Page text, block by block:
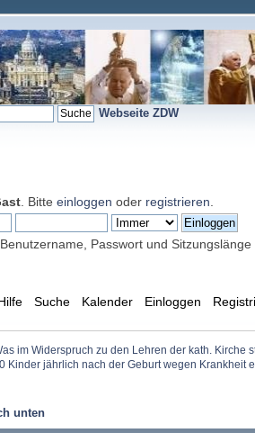
Webseite ZDW
. Bitte einloggen oder registrieren
Passwort und Sitzungslänge
Suche Kalender Einloggen
im Widerspruch zu den Lehren der kath. Kirche
Kinder jährlich nach der Geburt wegen Krankheit
unten